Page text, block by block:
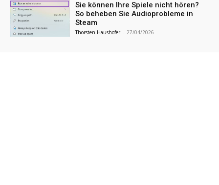
Sie können Ihre Spiele nicht hören?
So beheben Sie Audioprobleme in
Steam
Thorsten Haushofer - 27/04/2026